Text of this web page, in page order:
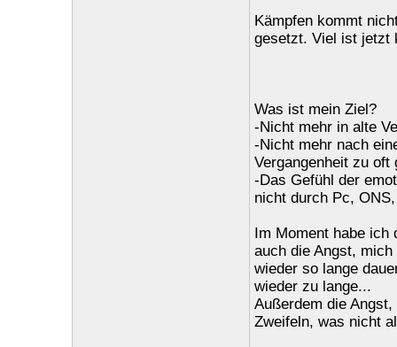
Kämpfen kommt
gesetzt. Viel ist jetzt
Was ist mein Ziel?
-Nicht mehr in alte
-Nicht mehr nach
Vergangenheit zu oft
-Das Gefühl der
nicht durch Pc,
Im Moment habe ich
auch die Angst,
wieder so lange
wieder zu lange...
Außerdem die
Zweifeln, was nicht